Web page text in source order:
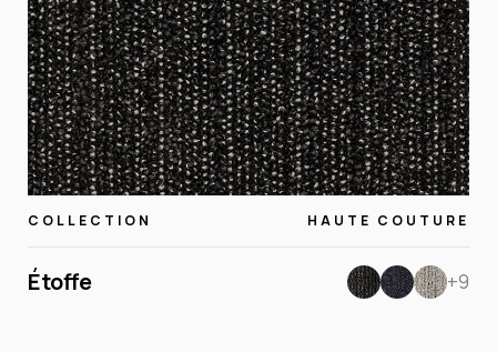
COLLECTION HAUTE COUTURE
Étoffe +9